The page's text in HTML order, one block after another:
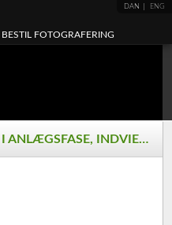
DAN ENG
BESTIL FOTOGRAFERING
HISTORISKE BEGIVENHEDE I ANLÆGSFASE, INDVIELSER M.V